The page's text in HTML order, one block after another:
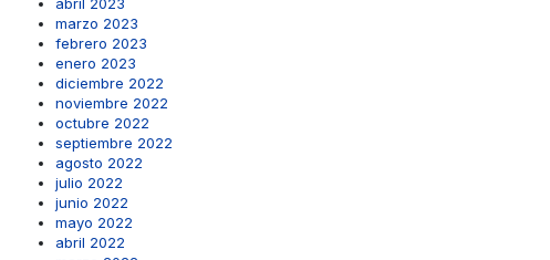
marzo 2023
febrero 2023
enero 2023
diciembre 2022
noviembre 2022
octubre 2022
septiembre 2022
agosto 2022
julio 2022
junio 2022
mayo 2022
abril 2022